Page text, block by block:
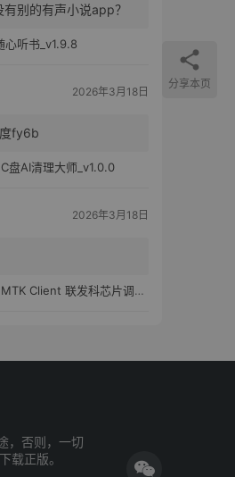
别的有声小说app？
听书_v1.9.8
2026年3月18日
fy6b
盘AI清理大师_v1.0.0
2026年3月18日
联发科芯片调试工具_v2.01 汉化版
，否则，一切
载正版。
分享本页